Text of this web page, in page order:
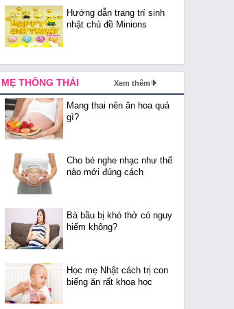
Shop Bán Đồ Sinh Nhật
Tại Thuần Mỹ
Shop Bán Đồ Sinh Nhật
Tại Thái Hòa
Hướng dẫn trang trí sinh
nhật chủ đề Minions
MẸ THÔNG THÁI Xem thêm
Mang thai nên ăn hoa quả
gì?
Cho bé nghe nhạc như thế
nào mới đúng cách
Bà bầu bị khó thở có nguy
hiểm không?
Học mẹ Nhật cách trị con
biếng ăn rất khoa học